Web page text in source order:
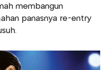
membangun
panasnya re-entry